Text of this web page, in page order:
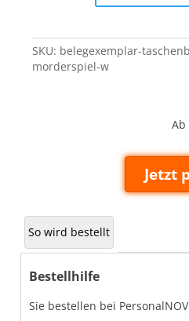
W
quantity
SKU: belegexemplar-
morderspiel-w
Ab
Jetzt
So wird bestellt
Bestellhilfe
Sie bestellen bei